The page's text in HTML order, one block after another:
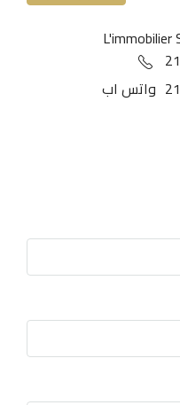
واتس اب